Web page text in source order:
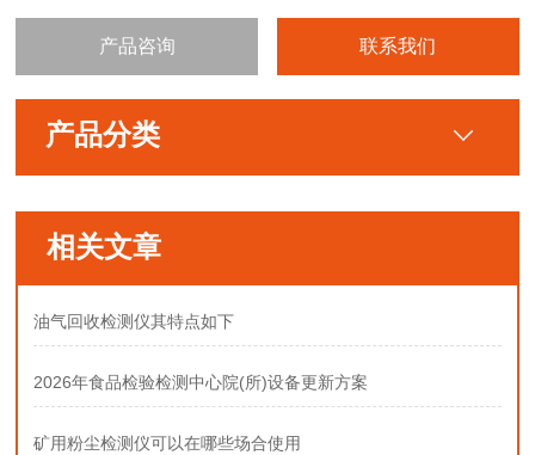
产品咨询 联系我们
产品分类
相关文章
油气回收检测仪其特点如下
2026年食品检验检测中心院(所)设备更新方案
矿用粉尘检测仪可以在哪些场合使用